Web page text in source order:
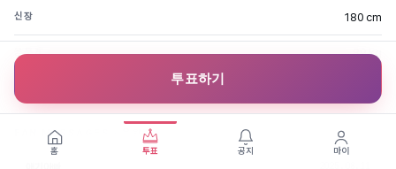
신장 180 cm
몸무게 89 kg
FAN MESSAGES · 응원글
투표하기
홈 투표 공지 마이